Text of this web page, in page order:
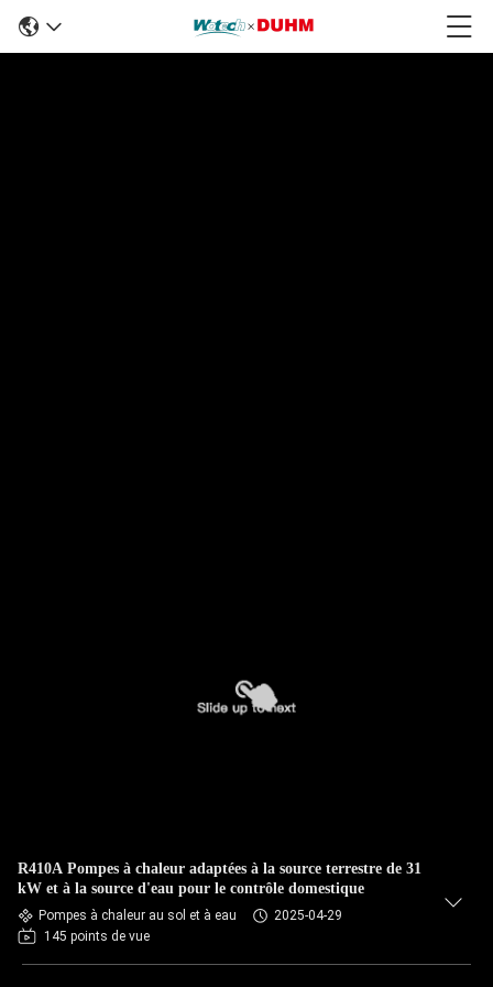
R410A Pompes à chaleur adaptées à la source terrestre de 31
kW et à la source d'eau pour le contrôle domestique
Pompes à chaleur au sol et à eau
2025-04-29
145 points de vue